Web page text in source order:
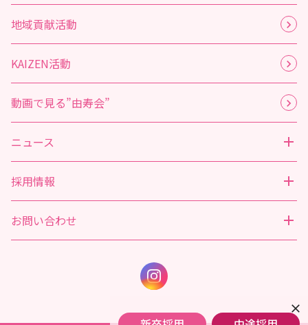
close
地域貢献活動
KAIZEN活動
動画で見る”由寿会”
ニュース
採用情報
お問い合わせ